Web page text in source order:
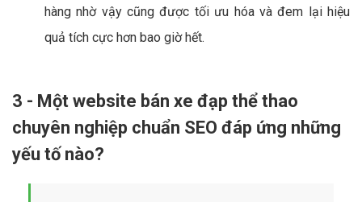
hàng nhờ vậy cũng được tối ưu hóa và đem lại hiệu
quả tích cực hơn bao giờ hết.
3 - Một website bán xe đạp thể thao
chuyên nghiệp chuẩn SEO đáp ứng những
yếu tố nào?